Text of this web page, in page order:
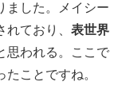
ました。メイシー
ており、 表世界
思われる。ここで
ことですね。